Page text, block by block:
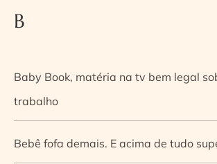
B
Baby Book, matéria na tv bem legal
trabalho
Bebê fofa demais. E acima de tudo